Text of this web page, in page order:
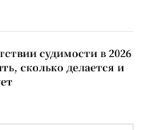
судимости в 2026
сколько делается и